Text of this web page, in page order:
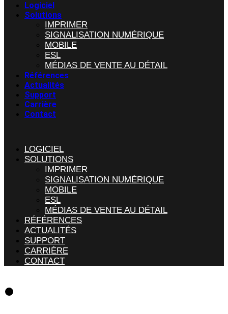
Logiciel
Solutions
IMPRIMER
SIGNALISATION NUMÉRIQUE
MOBILE
ESL
MÉDIAS DE VENTE AU DÉTAIL
Références
Actualités
Support
Carrière
Contact
LOGICIEL
SOLUTIONS
IMPRIMER
SIGNALISATION NUMÉRIQUE
MOBILE
ESL
MÉDIAS DE VENTE AU DÉTAIL
RÉFÉRENCES
ACTUALITÉS
SUPPORT
CARRIÈRE
CONTACT